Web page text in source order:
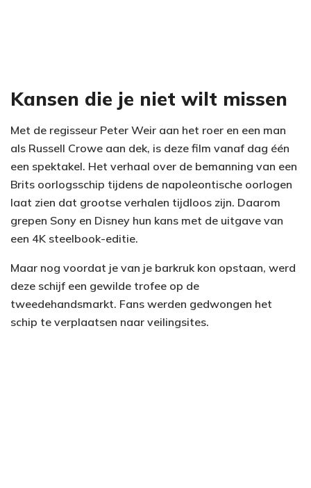
Kansen die je niet wilt missen
Met de regisseur Peter Weir aan het roer en een man
als Russell Crowe aan dek, is deze film vanaf dag één
een spektakel. Het verhaal over de bemanning van een
Brits oorlogsschip tijdens de napoleontische oorlogen
laat zien dat grootse verhalen tijdloos zijn. Daarom
grepen Sony en Disney hun kans met de uitgave van
een 4K steelbook-editie.
Maar nog voordat je van je barkruk kon opstaan, werd
deze schijf een gewilde trofee op de
tweedehandsmarkt. Fans werden gedwongen het
schip te verplaatsen naar veilingsites.